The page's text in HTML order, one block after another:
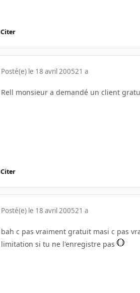
Citer
Posté(e) le 18 avril 200521 a
Rell monsieur a demandé un client
Citer
Posté(e) le 18 avril 200521 a
bah c pas vraiment gratuit masi c pas
limitation si tu ne l'enregistre pas